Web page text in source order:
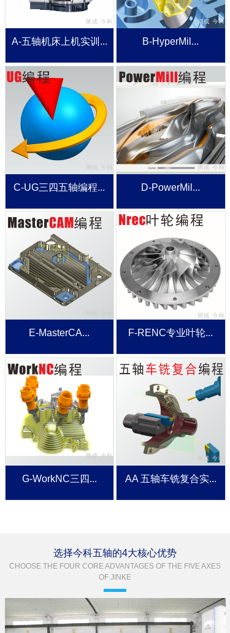
A-五轴机床上机实训... B-HyperMil...
C-UG三四五轴编程... D-PowerMil...
E-MasterCA... F-RENC专业叶轮...
G-WorkNC三四... AA 五轴车铣复合实...
选择今科五轴的4大核心优势
CHOOSE THE FOUR CORE ADVANTAGES OF THE FIVE AXES
OF JINKE